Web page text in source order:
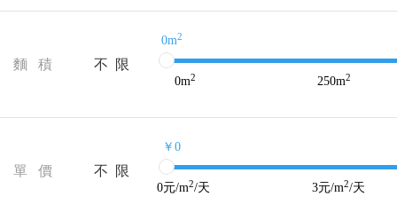
麵 積 不 限
0m2
0m2 250m2
單 價 不 限
￥0
0元/m2/天 3元/m2/天